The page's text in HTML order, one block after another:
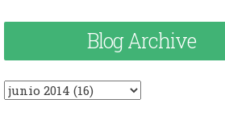
Blog Archive